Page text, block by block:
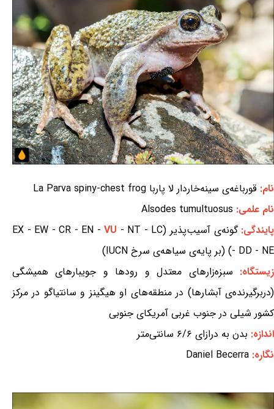
نام: قورباغه‌ی سینه‌خاردار لا پاربا La Parva spiny-chest frog
نام علمی: Alsodes tumultuosus
پایندگی:گونه‌ی آسیب‌پذیر (EX - EW - CR - EN - VU - NT - LC
- DD - NE) (بر پایه‌ی سیاهه‌ی سرخ IUCN)
زیستگاه: سبزه‌زارهای معتدل و رودها و جویبارهای همیشگی
(دربرگیرنده‌ی آبشارها) در منطقه‌های او هیگینز و سانتیاگو در مرکز
کشور شیلی در جنوب غربی آمریکای جنوبی
اندازه: بدن به درازای ۶/۶ سانتی‌متر
نگاره: Daniel Becerra